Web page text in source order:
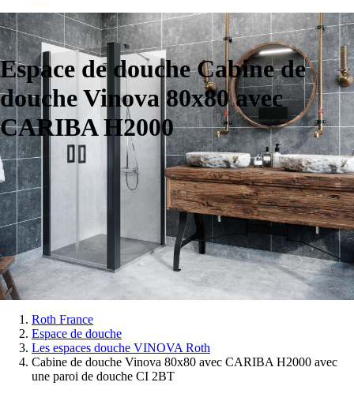
Espace de douche Cabine de
douche Vinova 80x80 avec
CARIBA H2000
Vous
êtes
Roth France
Espace de douche
Les espaces douche VINOVA Roth
Cabine de douche Vinova 80x80 avec CARIBA H2000 avec
une paroi de douche CI 2BT